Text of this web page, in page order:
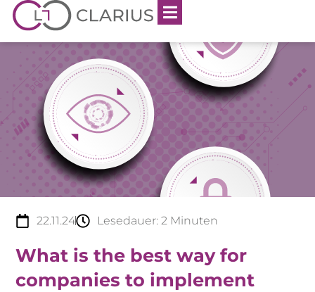
22.11.24 Lesedauer: 2 Minuten
What is the best way for
companies to implement